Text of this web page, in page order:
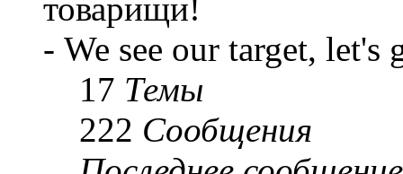
товарищи!
- We see our target, let's
17 Темы
222 Сообщения